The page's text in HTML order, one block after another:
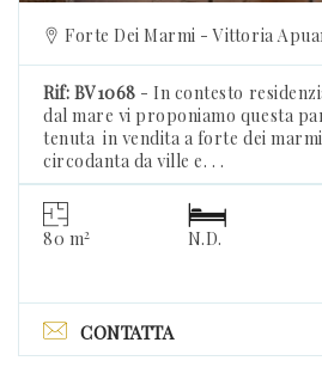
Forte Dei Marmi - Vittoria
Rif: BV1068 - In contesto
dal mare vi proponiamo questa
tenuta in vendita a forte dei
circodanta da ville e. . .
80 m2 N.D.
CONTATTA